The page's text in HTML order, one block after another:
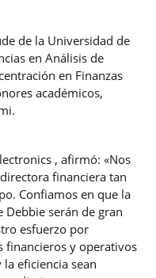
de la Universidad de
en Análisis de
en Finanzas
académicos,
, afirmó: «Nos
financiera tan
Confiamos en que la
serán de gran
esfuerzo por
financieros y operativos
eficiencia sean